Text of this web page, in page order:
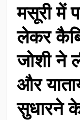
मसूरी में
लेकर
जोशी ने
और
सुधारने के